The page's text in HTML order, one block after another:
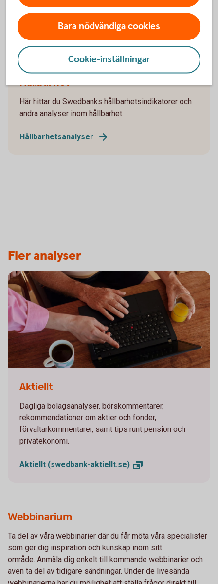
Företagande
Hållbarhet
Här hittar du Swedbanks hållbarhetsindikatorer och
andra analyser inom hållbarhet.
Hållbarhetsanalyser
Fler analyser
Aktiellt
Dagliga bolagsanalyser, börskommentarer,
rekommendationer om aktier och fonder,
förvaltarkommentarer, samt tips runt pension och
privatekonomi.
Aktiellt (swedbank-aktiellt.se)
Webbinarium
Ta del av våra webbinarier där du får möta våra specialister
som ger dig inspiration och kunskap inom sitt
område. Anmäla dig enkelt till kommande webbinarier och
även ta del av tidigare sändningar. Under de livesända
Bara nödvändiga cookies
Cookie-inställningar